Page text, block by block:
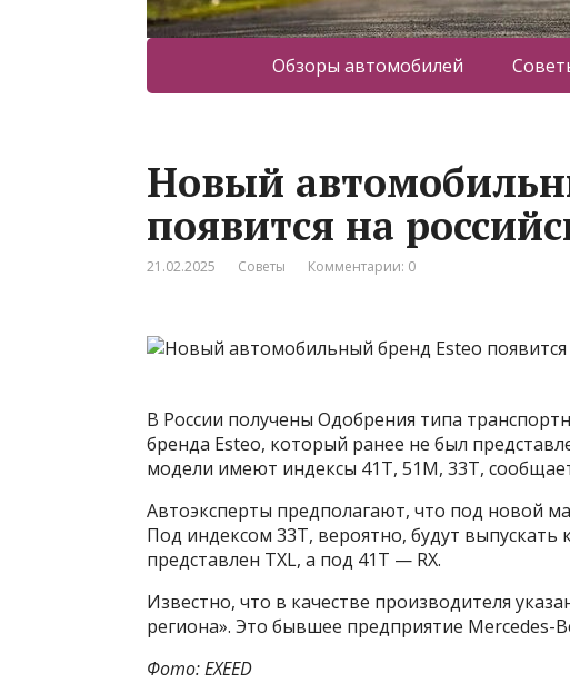
Обзоры автомобилей
Новый
появится на
21.02.2025 Советы Комментарии: 0
В России получены Одобрения типа
бренда Esteo, который ранее не был
модели имеют индексы 41T, 51M, 33T,
Автоэксперты предполагают, что под новой
Под индексом 33T, вероятно, будут выпускать
представлен TXL, а под 41Т — RX.
Известно, что в качестве производителя
региона». Это бывшее предприятие Mercedes-
Фото: EXEED